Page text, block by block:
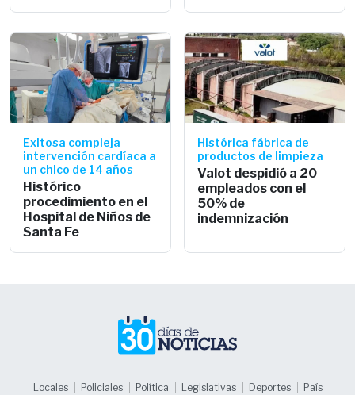
Exitosa compleja
intervención cardíaca a
un chico de 14 años
Histórico
procedimiento en el
Hospital de Niños de
Santa Fe
Histórica fábrica de
productos de limpieza
Valot despidió a 20
empleados con el
50% de
indemnización
Locales Policiales Política Legislativas Deportes País